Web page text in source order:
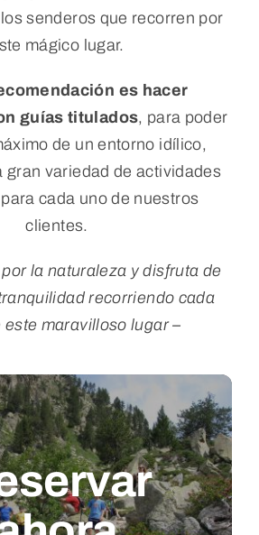
senderos que recorren por
mágico lugar.
es hacer
guías titulados, para poder
de un entorno idílico,
gran variedad de actividades
cada uno de nuestros
clientes.
la naturaleza y disfruta de
recorriendo cada
este maravilloso lugar –